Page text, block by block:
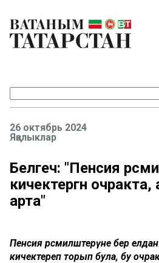
26 октябрь 2024
Яңалыклар
Белгеч: "Пенсия
кичектергән
арта"
Пенсия рәсмиләштерүне бер елдан
кичектереп торып була, бу